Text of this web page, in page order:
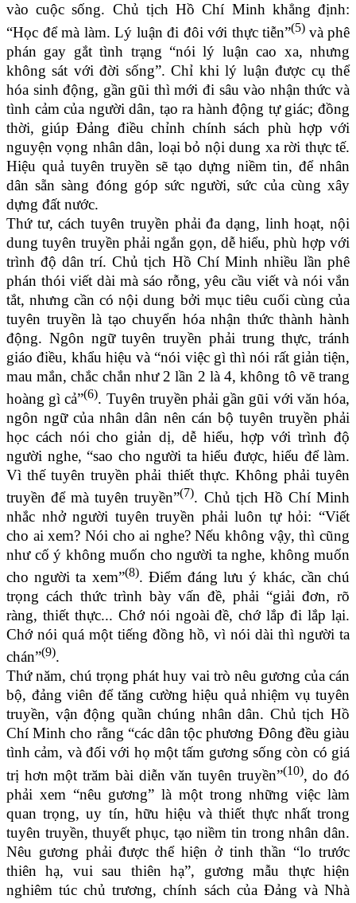
vào cuộc sống. Chủ tịch Hồ Chí Minh khẳng định:
“Học để mà làm. Lý luận đi đôi với thực tiễn”(5) và phê
phán gay gắt tình trạng “nói lý luận cao xa, nhưng
không sát với đời sống”. Chỉ khi lý luận được cụ thể
hóa sinh động, gần gũi thì mới đi sâu vào nhận thức và
tình cảm của người dân, tạo ra hành động tự giác; đồng
thời, giúp Đảng điều chỉnh chính sách phù hợp với
nguyện vọng nhân dân, loại bỏ nội dung xa rời thực tế.
Hiệu quả tuyên truyền sẽ tạo dựng niềm tin, để nhân
dân sẵn sàng đóng góp sức người, sức của cùng xây
dựng đất nước.
Thứ tư, cách tuyên truyền phải đa dạng, linh hoạt, nội
dung tuyên truyền phải ngắn gọn, dễ hiểu, phù hợp với
trình độ dân trí. Chủ tịch Hồ Chí Minh nhiều lần phê
phán thói viết dài mà sáo rỗng, yêu cầu viết và nói vắn
tắt, nhưng cần có nội dung bởi mục tiêu cuối cùng của
tuyên truyền là tạo chuyển hóa nhận thức thành hành
động. Ngôn ngữ tuyên truyền phải trung thực, tránh
giáo điều, khẩu hiệu và “nói việc gì thì nói rất giản tiện,
mau mắn, chắc chắn như 2 lần 2 là 4, không tô vẽ trang
hoàng gì cả”(6). Tuyên truyền phải gần gũi với văn hóa,
ngôn ngữ của nhân dân nên cán bộ tuyên truyền phải
học cách nói cho giản dị, dễ hiểu, hợp với trình độ
người nghe, “sao cho người ta hiểu được, hiểu để làm.
Vì thế tuyên truyền phải thiết thực. Không phải tuyên
truyền để mà tuyên truyền”(7). Chủ tịch Hồ Chí Minh
nhắc nhở người tuyên truyền phải luôn tự hỏi: “Viết
cho ai xem? Nói cho ai nghe? Nếu không vậy, thì cũng
như cố ý không muốn cho người ta nghe, không muốn
cho người ta xem”(8). Điểm đáng lưu ý khác, cần chú
trọng cách thức trình bày vấn đề, phải “giải đơn, rõ
ràng, thiết thực... Chớ nói ngoài đề, chớ lắp đi lắp lại.
Chớ nói quá một tiếng đồng hồ, vì nói dài thì người ta
chán”(9).
Thứ năm, chú trọng phát huy vai trò nêu gương của cán
bộ, đảng viên để tăng cường hiệu quả nhiệm vụ tuyên
truyền, vận động quần chúng nhân dân. Chủ tịch Hồ
Chí Minh cho rằng “các dân tộc phương Đông đều giàu
tình cảm, và đối với họ một tấm gương sống còn có giá
trị hơn một trăm bài diễn văn tuyên truyền”(10), do đó
phải xem “nêu gương” là một trong những việc làm
quan trọng, uy tín, hữu hiệu và thiết thực nhất trong
tuyên truyền, thuyết phục, tạo niềm tin trong nhân dân.
Nêu gương phải được thể hiện ở tinh thần “lo trước
thiên hạ, vui sau thiên hạ”, gương mẫu thực hiện
nghiêm túc chủ trương, chính sách của Đảng và Nhà